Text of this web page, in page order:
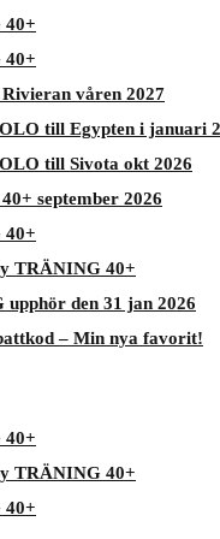
40+
40+
våren 2027
till Egypten i januari
till Sivota okt 2026
september 2026
40+
TRÄNING 40+
den 31 jan 2026
– Min nya favorit!
40+
TRÄNING 40+
40+